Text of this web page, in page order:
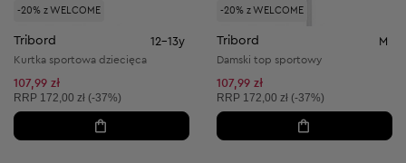
-20% z WELCOME
Tribord 12-13y
Kurtka sportowa dziecięca
107,99 zł
Cena sugerowana:
RRP 172,00 zł (-37%)
-20% z WELCOME
Tribord M
Damski top sportowy
107,99 zł
Cena sugerowana:
RRP 172,00 zł (-37%)